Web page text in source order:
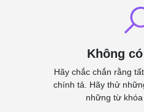
Không
Hãy chắc chắn rằng
chính tả. Hãy thử
những từ